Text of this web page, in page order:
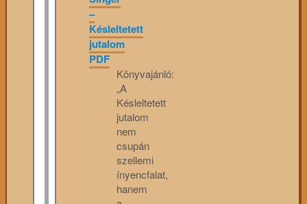
–
Késleltetett
jutalom
PDF
Könyvajánló:
„A
Késleltetett
jutalom
nem
csupán
szellemi
ínyencfalat,
hanem